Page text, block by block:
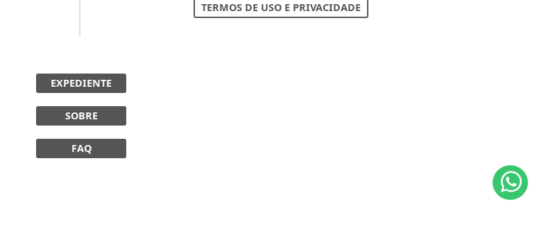
TERMOS DE USO E PRIVACIDADE
EXPEDIENTE
SOBRE
FAQ